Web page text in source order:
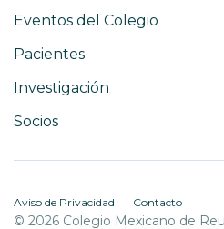
Eventos del Colegio
Pacientes
Investigación
Socios
Aviso de Privacidad Contacto
© 2026 Colegio Mexicano de